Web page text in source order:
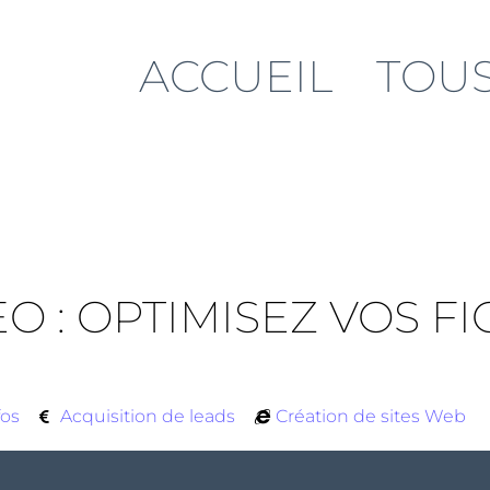
ACCUEIL
: OPTIMISEZ VOS
Acquisition de leads Création de sites Web